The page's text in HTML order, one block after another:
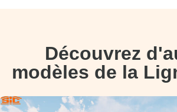
Découvrez
modèles de la